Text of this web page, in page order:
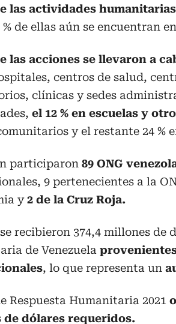
las actividades
% de ellas aún se encuentran
las acciones se llevaron a
centros de salud,
clínicas y sedes
el 12 % en escuelas y
y el restante 24 %
participaron 89 ONG
9 pertenecientes a la
y2 de la Cruz Roja.
se recibieron 374,4 millones de
de Venezuela
, lo que representa un
Respuesta Humanitaria 2021
de dólares requeridos.